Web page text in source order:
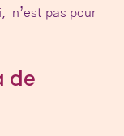
n’est pas pour
de